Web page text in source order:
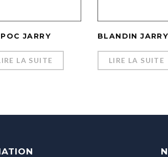
JARRY
LA SUITE
BLANDIN
LIRE LA SUITE